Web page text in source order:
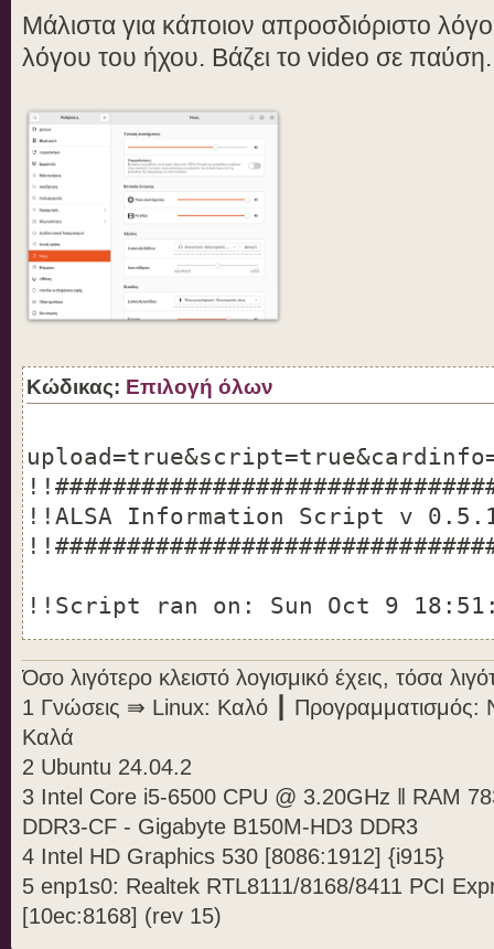
Μάλιστα για κάποιον απροσδιόριστο
λόγου του ήχου. Βάζει το video σε παύση.
Κώδικας: Επιλογή όλων
!!ALSA Information Script v
!!Script ran on: Sun Oct 9
!!Linux Distribution
!!------------------
Ubuntu 22.04.1 LTS \n \l
DISTRIB_DESCRIPTION="Ubuntu
PRETTY_NAME="Ubuntu 22.04.1
ID=ubuntu ID_LIKE=debian
HOME_URL="https://
SUPPORT_URL="https://
Όσο λιγότερο κλειστό λογισμικό έχεις, τόσα
1 Γνώσεις ⇛ Linux: Καλό ┃ Προγραμματισμός:
Καλά
2 Ubuntu 24.04.2
3 Intel Core i5-6500 CPU @ 3.20GHz ‖ RAM
DDR3-CF - Gigabyte B150M-HD3 DDR3
4 Intel HD Graphics 530 [8086:1912] {i915}
5 enp1s0: Realtek RTL8111/8168/8411 PCI
[10ec:8168] (rev 15)